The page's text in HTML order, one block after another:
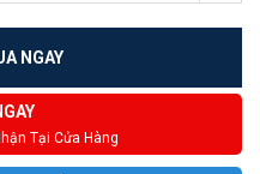
NGAY
Tại Cửa Hàng